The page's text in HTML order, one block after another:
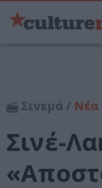
Σινεμά / Νέα
Σινέ-